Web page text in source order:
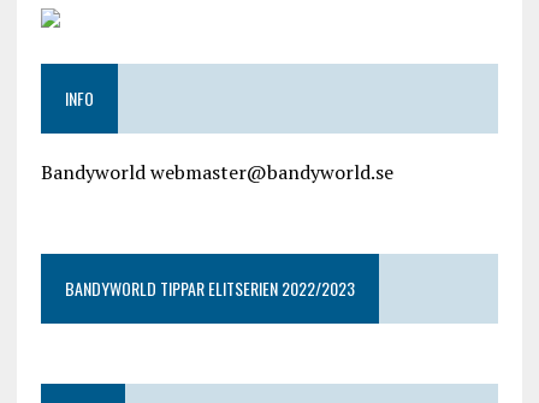
INFO
Bandyworld webmaster@bandyworld.se
BANDYWORLD TIPPAR ELITSERIEN 2022/2023